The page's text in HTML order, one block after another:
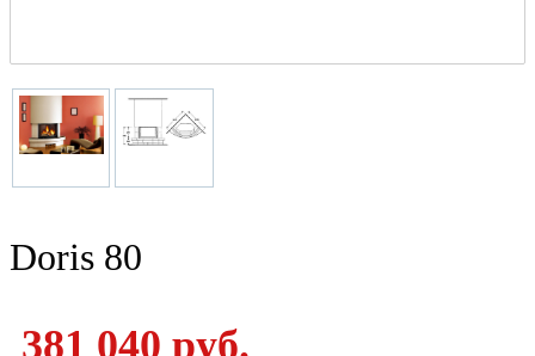
Doris 80
381 040 руб.